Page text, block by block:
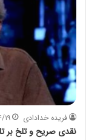
فریده خدادادی
نقدی صریح و تلخ بر